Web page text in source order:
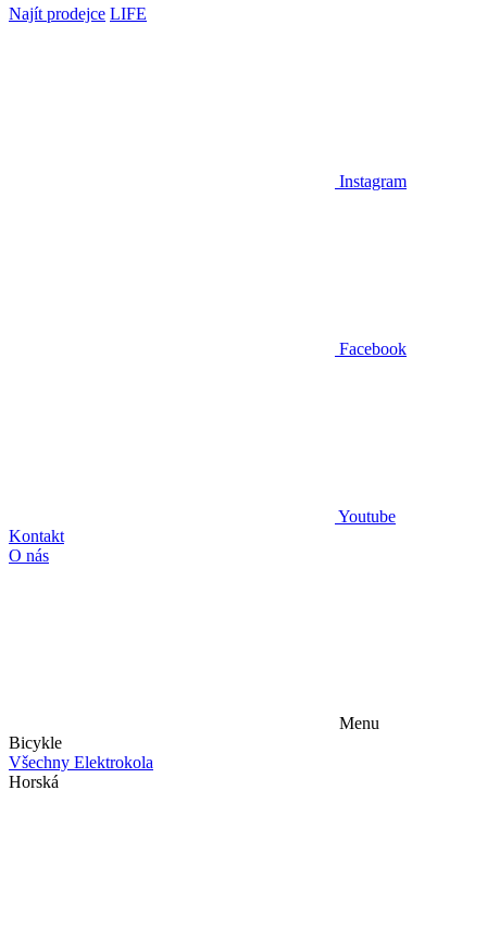
Najít prodejce LIFE
Instagram
Facebook
Youtube
Kontakt
O nás
Menu
Bicykle
Všechny Elektrokola
Horská